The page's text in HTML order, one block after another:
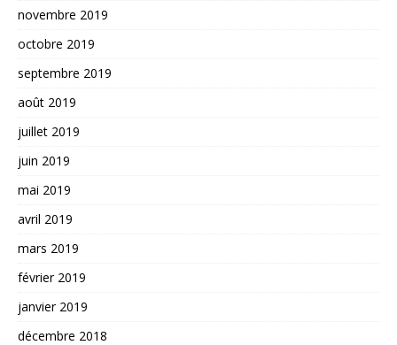
novembre 2019
octobre 2019
septembre 2019
août 2019
juillet 2019
juin 2019
mai 2019
avril 2019
mars 2019
février 2019
janvier 2019
décembre 2018